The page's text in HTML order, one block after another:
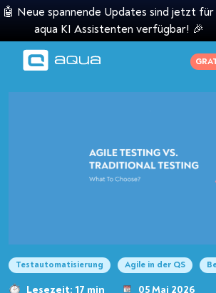
🤖 Neue spannende Updates sind jetzt für
aqua KI Assistenten verfügbar! 🎉
Testautomatisierung Agile in der QS
Lesezeit: 17 min 05 Mai 2026